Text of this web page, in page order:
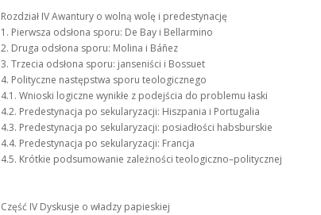
Rozdział IV Awantury o wolną wolę i predestynację
1. Pierwsza odsłona sporu: De Bay i Bellarmino
2. Druga odsłona sporu: Molina i Báñez
3. Trzecia odsłona sporu: janseniści i Bossuet
4. Polityczne następstwa sporu teologicznego
4.1. Wnioski logiczne wynikłe z podejścia do problemu łaski
4.2. Predestynacja po sekularyzacji: Hiszpania i Portugalia
4.3. Predestynacja po sekularyzacji: posiadłości habsburskie
4.4. Predestynacja po sekularyzacji: Francja
4.5. Krótkie podsumowanie zależności teologiczno–politycznej
Część IV Dyskusje o władzy papieskiej